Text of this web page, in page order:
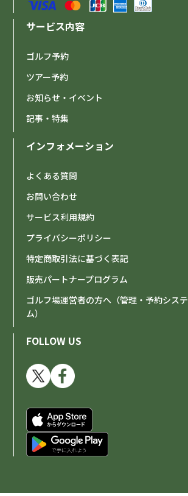
サービス内容
ゴルフ予約
ツアー予約
お知らせ・イベント
記事・特集
インフォメーション
よくある質問
お問い合わせ
サービス利用規約
プライバシーポリシー
特定商取引法に基づく表記
販売パートナープログラム
ゴルフ場運営者の方へ（管理・予約システ
ム）
FOLLOW US